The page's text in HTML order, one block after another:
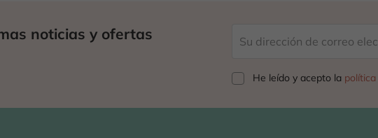
noticias y ofertas
He leído y acepto la